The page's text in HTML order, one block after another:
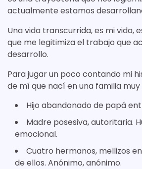
actualmente estamos
Una vida transcurrida, es mi vida,
que me legitimiza el trabajo que
desarrollo.
Para jugar un poco contando mi
de mí que nací en una familia
Hijo abandonado de papá
Madre posesiva, autoritaria.
emocional.
Cuatro hermanos, mellizos
de ellos. Anónimo, anónimo.